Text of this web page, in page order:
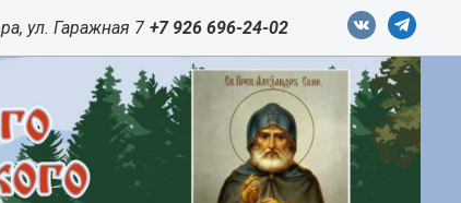
vkontaktetelegram
ул. Гаражная 7 +7 926 696-24-02